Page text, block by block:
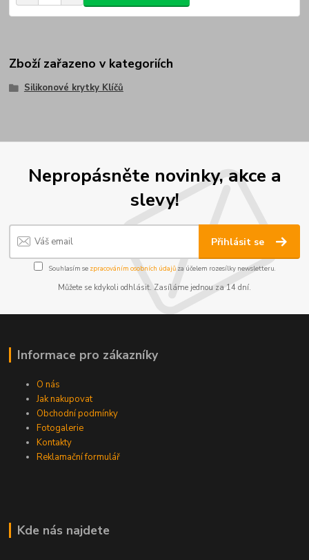
Zboží zařazeno v kategoriích
Silikonové krytky Klíčů
Nepropásněte novinky, akce a
slevy!
Přihlásit se
Souhlasím se zpracováním osobních údajůza účelem rozesílky newsletteru.
Můžete se kdykoli odhlásit. Zasíláme jednou za 14 dní.
Informace pro zákazníky
O nás
Jak nakupovat
Obchodní podmínky
Fotogalerie
Kontakty
Reklamační formulář
Kde nás najdete